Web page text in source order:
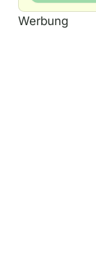
Werbung